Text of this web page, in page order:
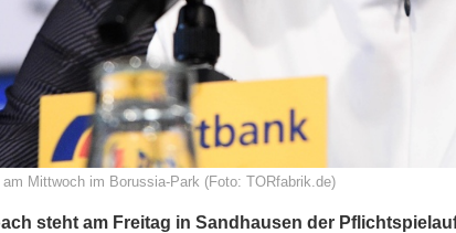
Mittwoch im Borussia-Park (Foto: TORfabrik.de)
steht am Freitag in Sandhausen der